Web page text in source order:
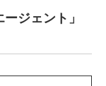
ジェント」